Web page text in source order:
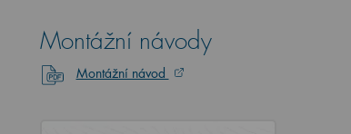
Montážní návody
Montážní návod